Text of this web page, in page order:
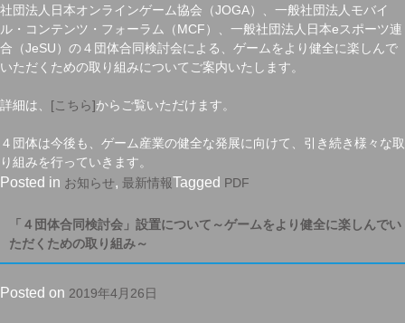
感
染
症
の
響
伴
う
ゲ
ム
関
団
社団法人日本オンラインゲーム協会（JOGA）、一般社団法人モバイ
ル・コンテンツ・フォーラム（MCF）、一般社団法人日本eスポーツ連
合（JeSU）の４団体合同検討会による、ゲームをより健全に楽しんで
いただくための取り組みについてご案内いたします。
詳細は、 [こちら]からご覧いただけます。
４団体は今後も、ゲーム産業の健全な発展に向けて、引き続き様々な取
り組みを行っていきます。
Posted in お知らせ, 最新情報Tagged PDF
「４団体合同検討会」設置について～ゲームをより健全に楽しんでい
ただくための取り組み～
Posted on 2019年4月26日